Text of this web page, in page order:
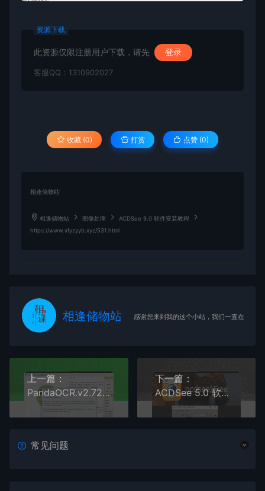
资源下载
此资源仅限注册用户下载，请先 登录
客服QQ：1310902027
收藏 (0) 打赏 点赞 (0)
相逢储物站
相逢储物站 图像处理
ACDSee 9.0 软件安装教程
https://www.xfyzyyb.xyz/531.html
相逢储物站 感谢您来到我的这个小站，我们一直在路上
上一篇：
PandaOCR.v2.72最新版OCR识别
下一篇：
ACDSee 5.0 软件安装教程
常见问题